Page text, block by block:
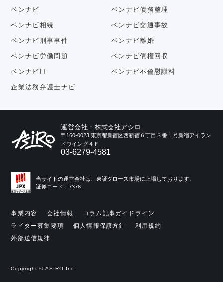
ベンナビ ベンナビ債務整理
ベンナビ相続 ベンナビ交通事故
ベンナビ刑事事件 ベンナビ離婚
ベンナビ労働問題 ベンナビ債権回収
ベンナビIT ベンナビ不倫慰謝料
企業法務弁護士ナビ
運営会社：株式会社アシロ
〒160-0023 東京都新宿区西新宿６丁目３番１号新宿アイラン
ドウイング４Ｆ
03-6279-4581
当サイトの運営会社は、東証グロース市場に上場しております。
証券コード：7378
事業内容 会社情報
コラム記事ガイドライン
ライター募集要項
個人情報保護方針
利用規約
外部送信規律
Copyright © ASIRO Inc.